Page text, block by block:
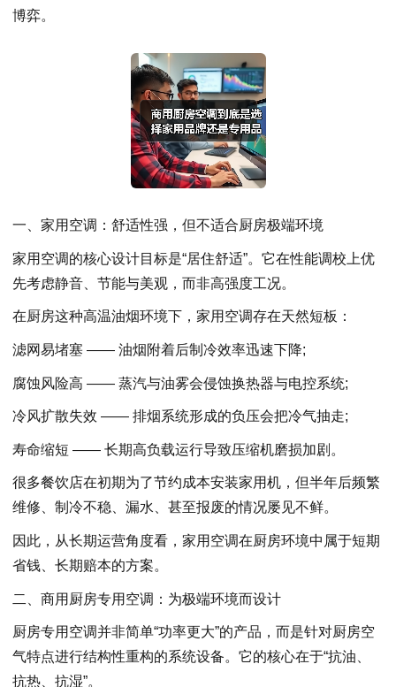
博弈。
一、家用空调：舒适性强，但不适合厨房极端环境
家用空调的核心设计目标是“居住舒适”。它在性能调校上优
先考虑静音、节能与美观，而非高强度工况。
在厨房这种高温油烟环境下，家用空调存在天然短板：
滤网易堵塞 —— 油烟附着后制冷效率迅速下降;
腐蚀风险高 —— 蒸汽与油雾会侵蚀换热器与电控系统;
冷风扩散失效 —— 排烟系统形成的负压会把冷气抽走;
寿命缩短 —— 长期高负载运行导致压缩机磨损加剧。
很多餐饮店在初期为了节约成本安装家用机，但半年后频繁
维修、制冷不稳、漏水、甚至报废的情况屡见不鲜。
因此，从长期运营角度看，家用空调在厨房环境中属于短期
省钱、长期赔本的方案。
二、商用厨房专用空调：为极端环境而设计
厨房专用空调并非简单“功率更大”的产品，而是针对厨房空
气特点进行结构性重构的系统设备。它的核心在于“抗油、
抗热、抗湿”。